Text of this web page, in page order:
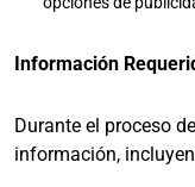
Información
Durante el proceso
información,